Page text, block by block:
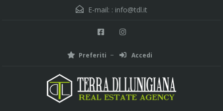
E-mail: : info@tdl.it
Preferiti Accedi